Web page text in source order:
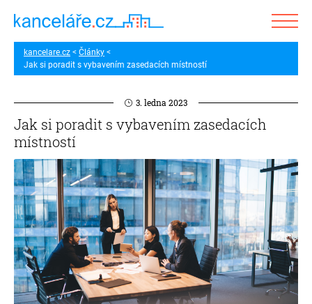
kancelare.cz
Články
Jak si poradit s vybavením zasedacích místností
3. ledna 2023
Jak si poradit s vybavením zasedacích
místností